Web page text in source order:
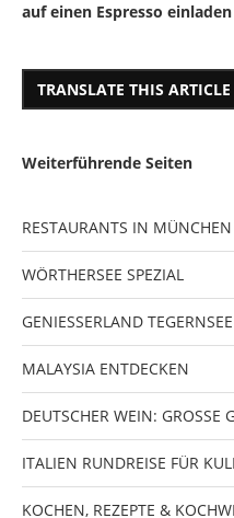
auf einen Espresso einladen
TRANSLATE THIS
Weiterführende Seiten
RESTAURANTS IN MÜNCHEN
WÖRTHERSEE SPEZIAL
GENIESSERLAND TEGERNSEE
MALAYSIA ENTDECKEN
DEUTSCHER WEIN: GROSSE
ITALIEN RUNDREISE FÜR
KOCHEN, REZEPTE &